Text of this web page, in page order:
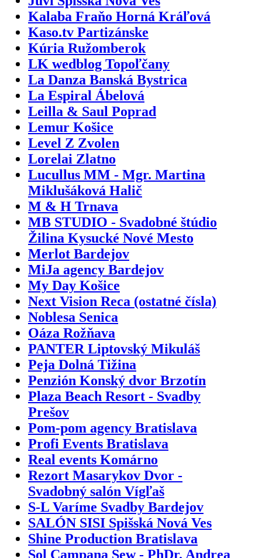
Kalaba Fraňo Horná Kráľová
Kaso.tv Partizánske
Kúria Ružomberok
LK wedblog Topoľčany
La Danza Banská Bystrica
La Espiral Ábelová
Leilla & Saul Poprad
Lemur Košice
Level Z Zvolen
Lorelai Zlatno
Lucullus MM - Mgr. Martina
Miklušáková Halič
M & H Trnava
MB STUDIO - Svadobné štúdio
Žilina Kysucké Nové Mesto
Merlot Bardejov
MiJa agency Bardejov
My Day Košice
Next Vision Reca (ostatné čísla)
Noblesa Senica
Oáza Rožňava
PANTER Liptovský Mikuláš
Peja Dolná Tižina
Penzión Konský dvor Brzotín
Plaza Beach Resort - Svadby
Prešov
Pom-pom agency Bratislava
Profi Events Bratislava
Real events Komárno
Rezort Masarykov Dvor -
Svadobný salón Vígľaš
S-L Varíme Svadby Bardejov
SALÓN SISI Spišská Nová Ves
Shine Production Bratislava
Sol Campana Sew - PhDr. Andrea